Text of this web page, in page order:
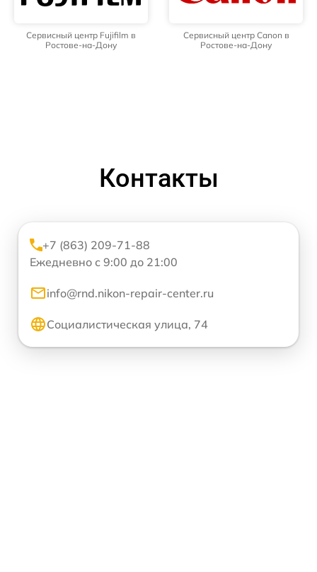
Сервисный центр Fujifilm в
Ростове-на-Дону
Сервисный центр Canon в
Ростове-на-Дону
Контакты
+7 (863) 209-71-88
Ежедневно с 9:00 до 21:00
info@rnd.nikon-repair-center.ru
Социалистическая улица, 74